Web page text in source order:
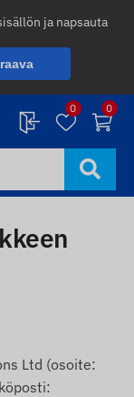
ja napsauta
0 0
Ltd (osoite: